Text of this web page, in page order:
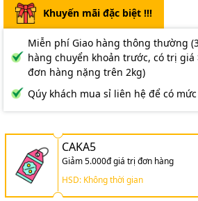
Khuyến mãi đặc biệt !!!
Miễn phí Giao hàng thông thường
hàng chuyển khoản trước, có trị giá
đơn hàng nặng trên 2kg)
Qúy khách mua sỉ liên hệ để có
CAKA5
Giảm 5.000đ giá trị đơn hàng
HSD: Không thời gian